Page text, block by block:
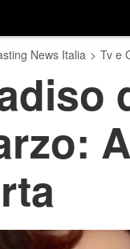
News Italia > Tv e